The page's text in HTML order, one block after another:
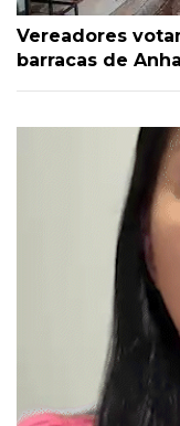
Vereadores
barracas de